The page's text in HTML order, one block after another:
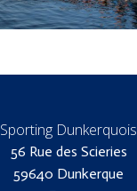
Sporting Dunkerquois
56 Rue des Scieries
59640 Dunkerque